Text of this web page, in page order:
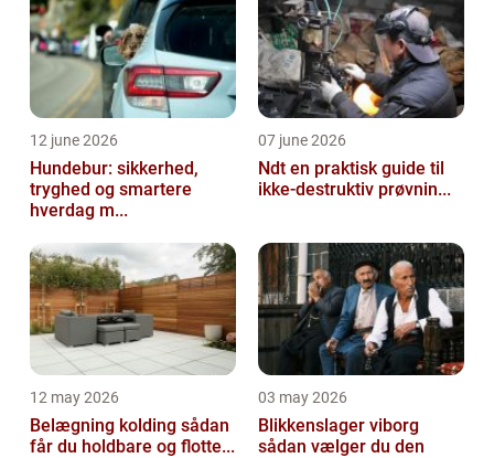
12 june 2026
Hundebur: sikkerhed,
tryghed og smartere
hverdag m...
07 june 2026
Ndt en praktisk guide til
ikke-destruktiv prøvnin...
12 may 2026
Belægning kolding sådan
får du holdbare og flotte...
03 may 2026
Blikkenslager viborg
sådan vælger du den